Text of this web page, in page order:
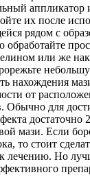
их после
рядом с
или же
нахождения
от
Обычно для
достаточно
мази. Если
то стоит
лечению. Но